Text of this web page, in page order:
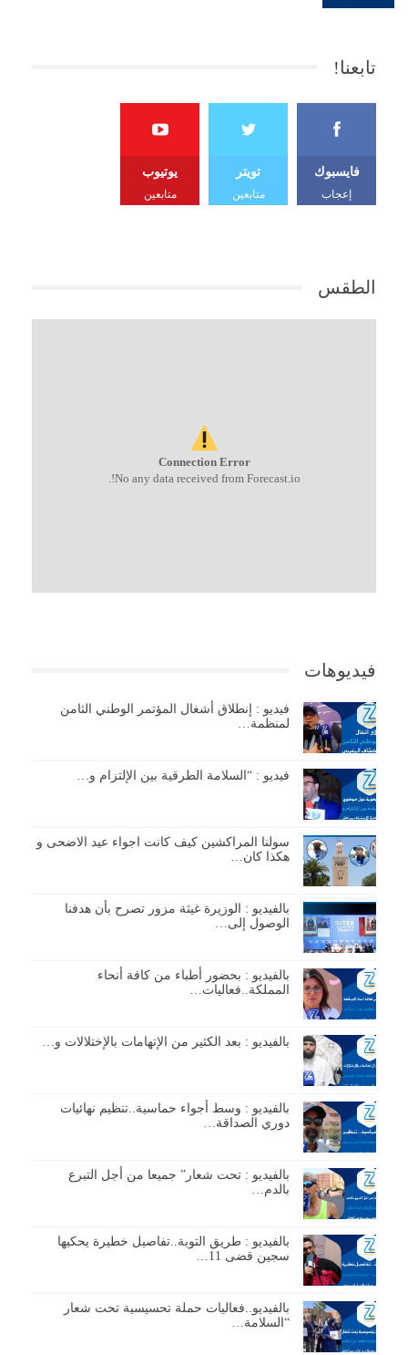
تابعنا!
فايسبوك
إعجاب
تويتر
متابعين
يوتيوب
متابعين
الطقس
Connection Error
No any data received from Forecast.io!.
فيديوهات
فيديو : إنطلاق أشغال المؤتمر الوطني الثامن
لمنظمة…
فيديو : “السلامة الطرقية بين الإلتزام و…
سولنا المراكشين كيف كانت اجواء عيد الاضحى و
هكذا كان…
بالفيديو : الوزيرة غيثة مزور تصرح بأن هدفنا
الوصول إلى…
بالفيديو : بحضور أطباء من كافة أنحاء
المملكة..فعاليات…
بالفيديو : بعد الكثير من الإتهامات بالإختلالات و…
بالفيديو : وسط أجواء حماسية..تنظيم نهائيات
دوري الصداقة…
بالفيديو : تحت شعار” جميعا من أجل التبرع
بالدم…
بالفيديو : طريق التوبة..تفاصيل خطيرة يحكيها
سجين قضى 11…
بالفيديو..فعاليات حملة تحسيسية تحت شعار
“السلامة…